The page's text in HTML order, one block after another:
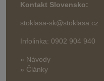
Kontakt Slovensko:
stoklasa-sk@stoklasa.cz
Infolinka: 0902 904 940
» Návody
» Články